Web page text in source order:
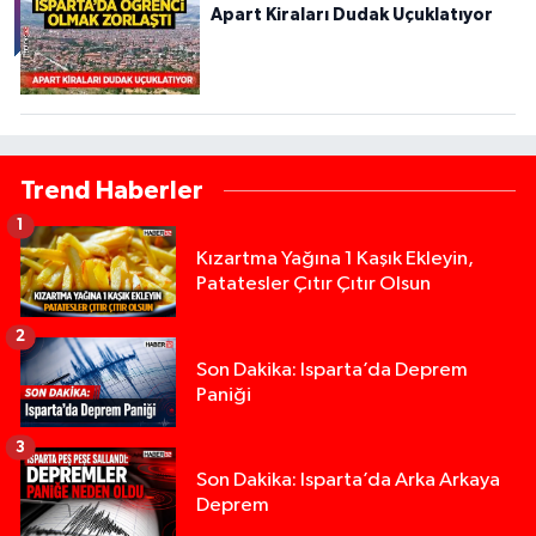
Apart Kiraları Dudak Uçuklatıyor
Trend Haberler
Kızartma Yağına 1 Kaşık Ekleyin,
Patatesler Çıtır Çıtır Olsun
1
Son Dakika: Isparta’da Deprem
Paniği
2
Son Dakika: Isparta’da Arka Arkaya
Deprem
3